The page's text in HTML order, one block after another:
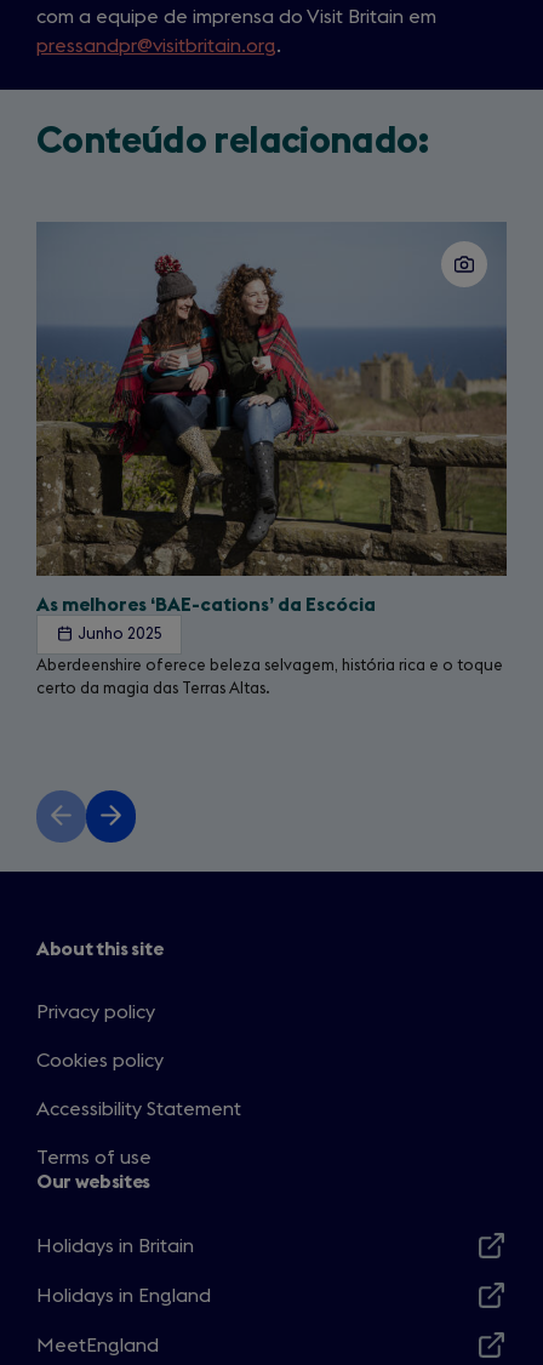
com a equipe de imprensa do Visit Britain em
pressandpr@visitbritain.org.
Conteúdo relacionado:
As melhores ‘BAE-cations’ da Escócia
Junho 2025
Aberdeenshire oferece beleza selvagem, história rica e o toque
certo da magia das Terras Altas.
Previous
slide
Next
slide
About this site
Privacy policy
Cookies policy
Accessibility Statement
Terms of use
Our websites
Holidays in Britain
in
new
Holidays in England
in
MeetEngland